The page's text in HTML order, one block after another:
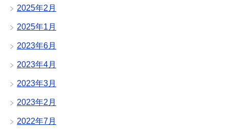
2025年2月
2025年1月
2023年6月
2023年4月
2023年3月
2023年2月
2022年7月